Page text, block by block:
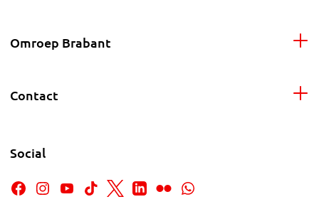
Omroep Brabant
Contact
Social